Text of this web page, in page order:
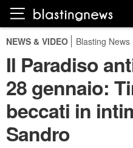
NEWS & VIDEO Blasting News
Il Paradiso
28 gennaio:
beccati in
Sandro